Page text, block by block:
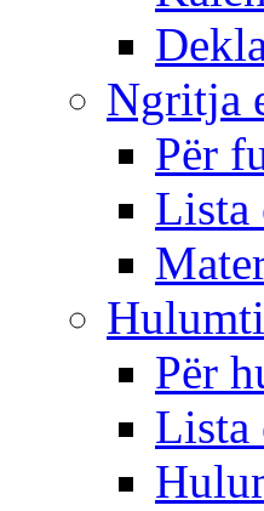
Ngritja
Për
Lista
Për
Lista